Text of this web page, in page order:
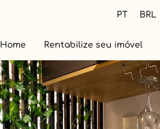
PT BRL
Home Rentabilize seu imóvel